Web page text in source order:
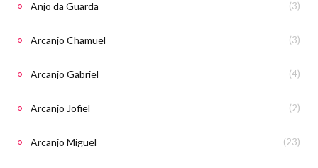
Anjo da Guarda (3)
Arcanjo Chamuel (3)
Arcanjo Gabriel (4)
Arcanjo Jofiel (2)
Arcanjo Miguel (23)